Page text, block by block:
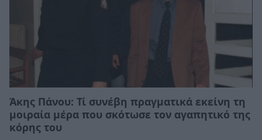
Άκης Πάνου: Τί συνέβη πραγματικά εκείνη τη
μοιραία μέρα που σκότωσε τον αγαπητικό της
κόρης του